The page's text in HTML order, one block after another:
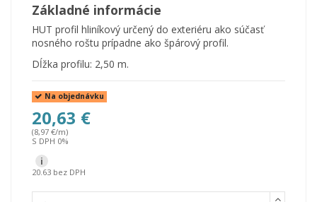
Základné informácie
HUT profil hliníkový určený do exteriéru ako súčasť
nosného roštu prípadne ako špárový profil.
Dĺžka profilu: 2,50 m.
Na objednávku
20,63 €
(8,97 €/m)
S DPH 0%
i
20.63 bez DPH